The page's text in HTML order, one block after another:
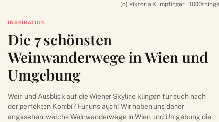
(c) Viktoria Klimpfinger | 1000things
INSPIRATION
Die 7 schönsten
Weinwanderwege in Wien und
Umgebung
Wein und Ausblick auf die Wiener Skyline klingen für euch nach
der perfekten Kombi? Für uns auch! Wir haben uns daher
angesehen, welche Weinwanderwege in Wien und Umgebung die